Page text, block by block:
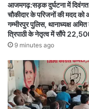
आजमगढ़:सड़क दुर्घटना में दिवंगत
चौकीदार के परिजनों की मदद
गम्भीरपुर पुलिस, थानाध्यक्ष
त्रिपाठी के नेतृत्व में सौंपे
9 minutes ago